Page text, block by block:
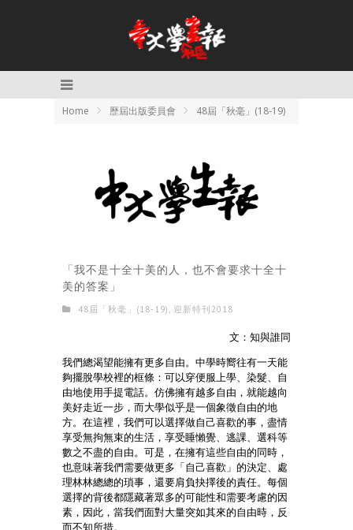
Home 歷屆出版委員會 48屆「秋毫」(18-19)
「我不是十全十美的人，也不會要求十全十
美的答案」
48屆「秋毫」(18-19) , 迎新特刊2018
文：知與誰同
我們總渴望能擁有更多自由。中學時嚮往有一天能
夠擺脫學校裡的框條：可以穿便服上學、染髮、自
由地使用手提電話。仿佛擁有越多自由，就能越向
美好走近一步，而大學似乎是一個象徵自由的地
方。在這裡，我們可以選擇做自己喜歡的事，盡情
享受無拘無束的生活，享受睡懶覺、逃課、選科等
數之不盡的自由。可是，在擁有這些自由的同時，
也意味著我們需要做更多「自己喜歡」的決定、處
理林林總總的瑣事，還要肩負抉擇後的責任。每個
選擇的背後都隱藏著眾多的可能性和需要考慮的因
素，因此，當我們面對大量突如其來的自由時，反
而不知所措。